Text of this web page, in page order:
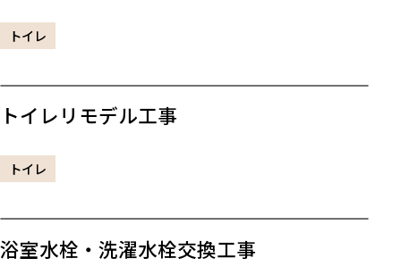
トイレ
トイレリモデル工事
トイレ
浴室水栓・洗濯水栓交換工事